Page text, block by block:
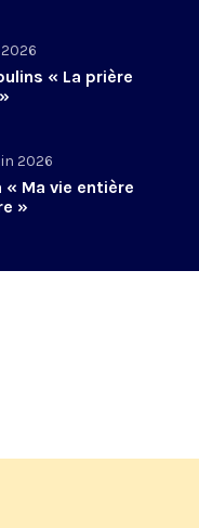
« La prière
2026
« Ma vie entière
»